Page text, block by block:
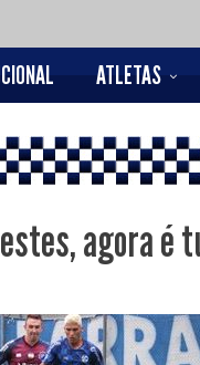
ATLETAS
agora é